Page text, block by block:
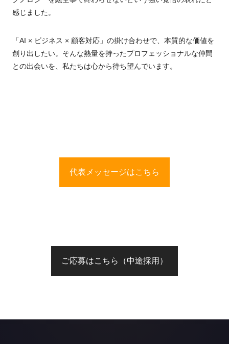
感じました。
「AI × ビジネス × 顧客対応」の掛け合わせで、本質的な価値を
創り出したい。そんな熱量を持ったプロフェッショナルな仲間
との出会いを、私たちは心から待ち望んでいます。
代表メッセージはこちら
ご応募はこちら（中途採用）